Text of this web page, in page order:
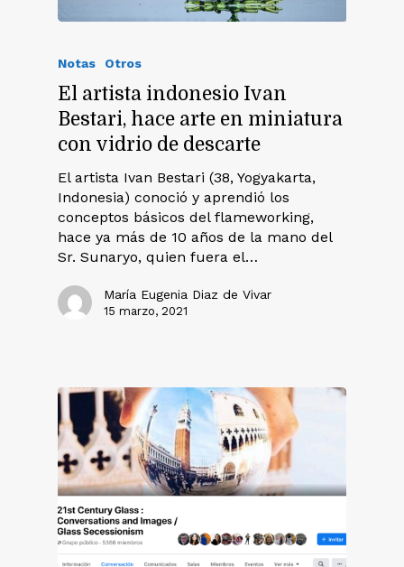
Notas Otros
El artista indonesio Ivan
Bestari, hace arte en miniatura
con vidrio de descarte
El artista Ivan Bestari (38, Yogyakarta,
Indonesia) conoció y aprendió los
conceptos básicos del flameworking,
hace ya más de 10 años de la mano del
Sr. Sunaryo, quien fuera el…
María Eugenia Diaz de Vivar
15 marzo, 2021